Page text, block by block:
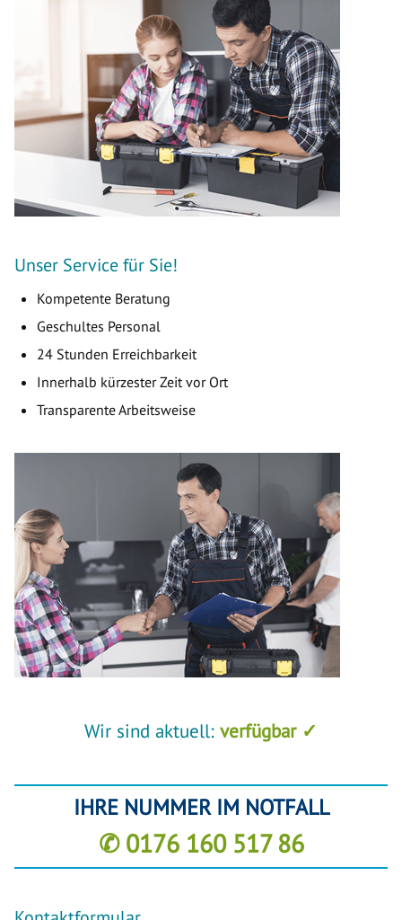
Unser Service für Sie!
Kompetente Beratung
Geschultes Personal
24 Stunden Erreichbarkeit
Innerhalb kürzester Zeit vor Ort
Transparente Arbeitsweise
Wir sind aktuell: verfügbar ✓
IHRE NUMMER IM NOTFALL
✆ 0176 160 517 86